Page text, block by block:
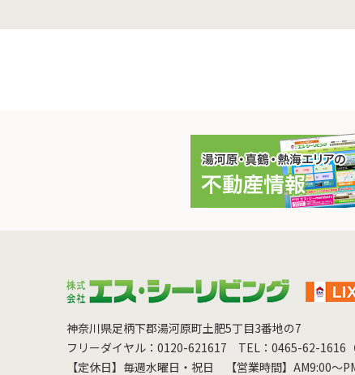
神奈川県足柄下郡湯河原町土肥5丁目3番地の7
フリーダイヤル：0120-621617
TEL：0465-62-1616（
【定休日】毎週水曜日・祝日
【営業時間】AM9:00～